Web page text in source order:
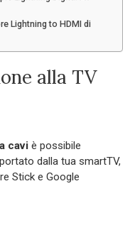
Lightning to HDMI di
alla TV
cavi è possibile
dalla tua smartTV,
Stick e Google